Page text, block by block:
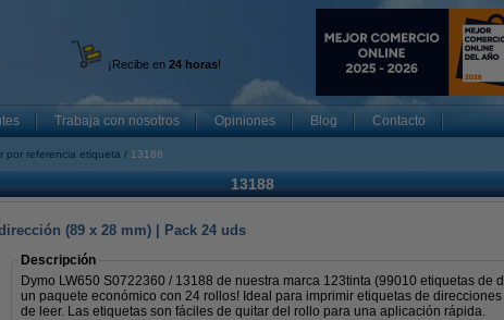
¡Recibe en 24 horas!
Trabaja con nosotros Opiniones Blog Contacto
por referencia etiqueta 13188
13188
(89 x 28 mm) | Pack 24 uds
Descripción
Dymo LW650 S0722360 / 13188 de nuestra marca 123tinta (99010 etiquetas de
un paquete económico con 24 rollos! Ideal para imprimir etiquetas de
de leer. Las etiquetas son fáciles de quitar del rollo para una aplicación rápida.